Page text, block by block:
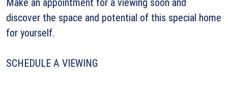
Make an appointment for a viewing soon and
discover the space and potential of this special home
for yourself.
SCHEDULE A VIEWING